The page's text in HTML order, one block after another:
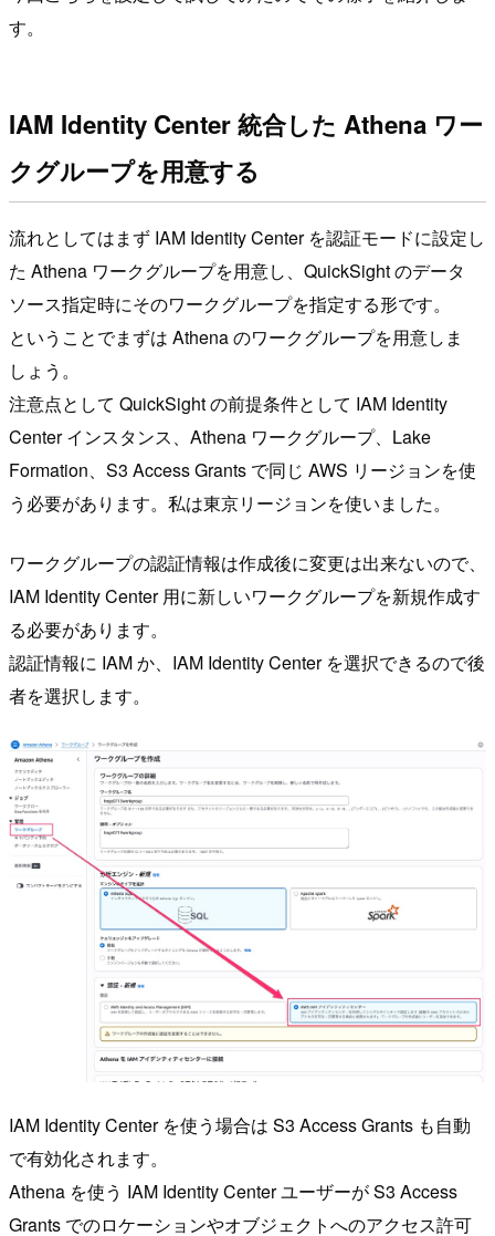
す。
IAM Identity Center 統合した Athena ワー
クグループを用意する
流れとしてはまず IAM Identity Center を認証モードに設定し
た Athena ワークグループを用意し、QuickSight のデータ
ソース指定時にそのワークグループを指定する形です。
ということでまずは Athena のワークグループを用意しま
しょう。
注意点として QuickSight の前提条件として IAM Identity
Center インスタンス、Athena ワークグループ、Lake
Formation、S3 Access Grants で同じ AWS リージョンを使
う必要があります。私は東京リージョンを使いました。
ワークグループの認証情報は作成後に変更は出来ないので、
IAM Identity Center 用に新しいワークグループを新規作成す
る必要があります。
認証情報に IAM か、IAM Identity Center を選択できるので後
者を選択します。
IAM Identity Center を使う場合は S3 Access Grants も自動
で有効化されます。
Athena を使う IAM Identity Center ユーザーが S3 Access
Grants でのロケーションやオブジェクトへのアクセス許可